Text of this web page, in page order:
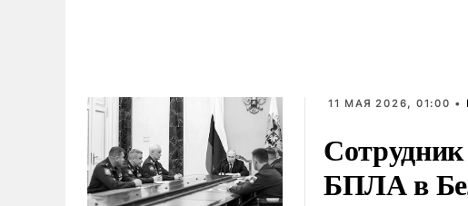
11 МАЯ 2026, 01:00 •
Сотрудник
БПЛА в